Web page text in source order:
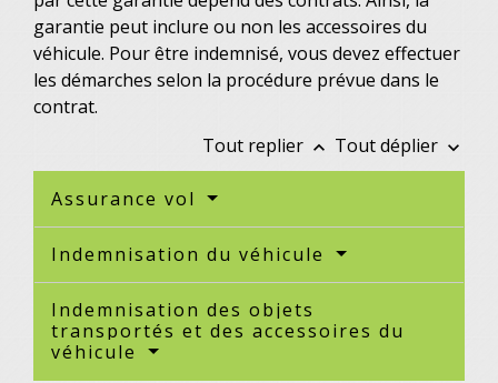
garantie peut inclure ou non les accessoires du
véhicule. Pour être indemnisé, vous devez effectuer
les démarches selon la procédure prévue dans le
contrat.
Tout replier keyboard_arrow_up Tout déplier keyboard_arrow_down
Assurance vol
Indemnisation du véhicule
Indemnisation des objets
transportés et des accessoires du
véhicule